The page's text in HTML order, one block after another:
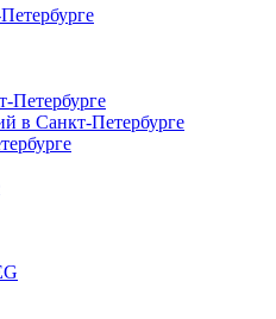
Петербурге
в Санкт-Петербурге